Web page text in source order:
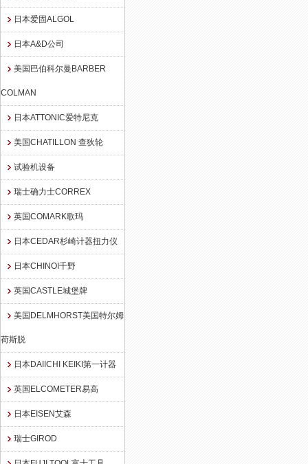
日本爱固ALGOL
日本A&D公司
美国巴伯科尔曼BARBER
COLMAN
日本ATTONIC爱特尼克
美国CHATILLON 查狄轮
试验机设备
瑞士确力士CORREX
英国COMARK歌玛
日本CEDAR杉崎计器扭力仪
日本CHINOI千野
英国CASTLE城堡牌
美国DELMHORST美国特尔姆
荷斯脱
日本DAIICHI KEIKI第一计器
英国ELCOMETER易高
日本EISEN艾森
瑞士GIROD